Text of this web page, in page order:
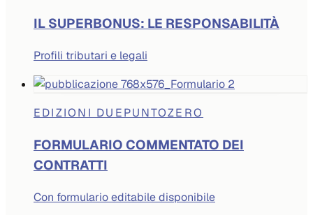
IL SUPERBONUS: LE RESPONSABILITÀ
Profili tributari e legali
EDIZIONI DUEPUNTOZERO
FORMULARIO COMMENTATO DEI
CONTRATTI
Con formulario editabile disponibile